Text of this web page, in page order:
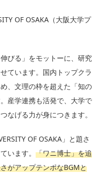
OF OSAKA（大阪大学プ
びる」をモットーに、研究
ています。国内トップクラ
、文理の枠を超えた「知の
産学連携も活発で、大学で
なげる力が身につきます。
OF OSAKA」と題さ
います。 「ワニ博士」を追
がアップテンポなBGMと